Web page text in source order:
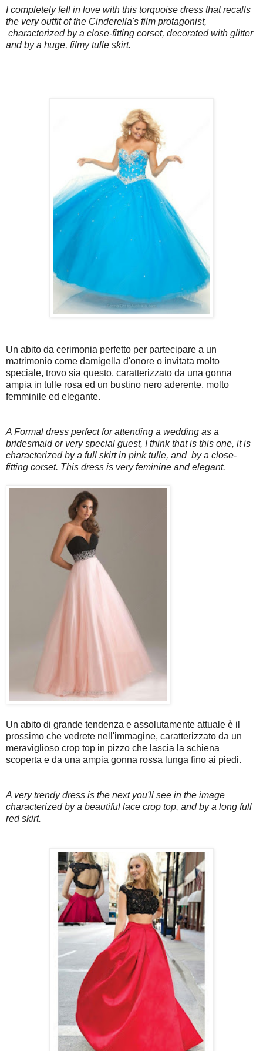
I completely fell in love with this torquoise dress that recalls
the very outfit of the Cinderella's film protagonist,
characterized by a close-fitting corset, decorated with glitter
and by a huge, filmy tulle skirt.
Un abito da cerimonia perfetto per partecipare a un
matrimonio come damigella d'onore o invitata molto
speciale, trovo sia questo, caratterizzato da una gonna
ampia in tulle rosa ed un bustino nero aderente, molto
femminile ed elegante.
A Formal dress perfect for attending a wedding as a
bridesmaid or very special guest, I think that is this one, it is
characterized by a full skirt in pink tulle, and by a close-
fitting corset. This dress is very feminine and elegant.
Un abito di grande tendenza e assolutamente attuale è il
prossimo che vedrete nell'immagine, caratterizzato da un
meraviglioso crop top in pizzo che lascia la schiena
scoperta e da una ampia gonna rossa lunga fino ai piedi.
A very trendy dress is the next you'll see in the image
characterized by a beautiful lace crop top, and by a long full
red skirt.